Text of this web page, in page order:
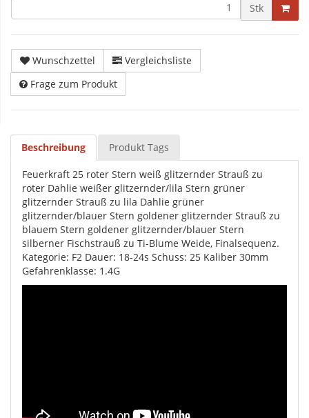
Stk
Wunschzettel
Vergleichsliste
Frage zum Produkt
Beschreibung Produkt Tags
Feuerkraft 25 roter Stern weiß glitzernder Strauß zu
roter Dahlie weißer glitzernder/lila Stern grüner
glitzernder Strauß zu lila Dahlie grüner
glitzernder/blauer Stern goldener glitzernder Strauß zu
blauem Stern goldener glitzernder/blauer Stern
silberner Fischstrauß zu Ti-Blume Weide, Finalsequenz.
Kategorie: F2 Dauer: 18-24s Schuss: 25 Kaliber 30mm
Gefahrenklasse: 1.4G